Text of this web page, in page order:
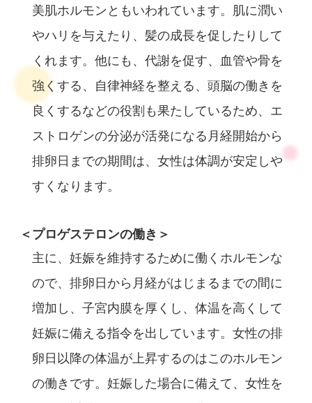
美肌ホルモンともいわれています。肌に潤い
やハリを与えたり、髪の成長を促したりして
くれます。他にも、代謝を促す、血管や骨を
強くする、自律神経を整える、頭脳の働きを
良くするなどの役割も果たしているため、エ
ストロゲンの分泌が活発になる月経開始から
排卵日までの期間は、女性は体調が安定しや
すくなります。
＜プロゲステロンの働き＞
主に、妊娠を維持するために働くホルモンな
ので、排卵日から月経がはじまるまでの間に
増加し、子宮内膜を厚くし、体温を高くして
妊娠に備える指令を出しています。女性の排
卵日以降の体温が上昇するのはこのホルモン
の働きです。妊娠した場合に備えて、女性を